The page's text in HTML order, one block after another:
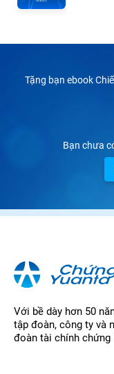
Tặng bạn ebook
Bạn chưa
Với bề dày hơn 50
tập đoàn, công ty và
đoàn tài chính chứng